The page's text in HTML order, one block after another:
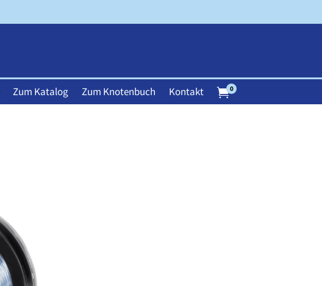
Zum Katalog Zum Knotenbuch Kontakt 0